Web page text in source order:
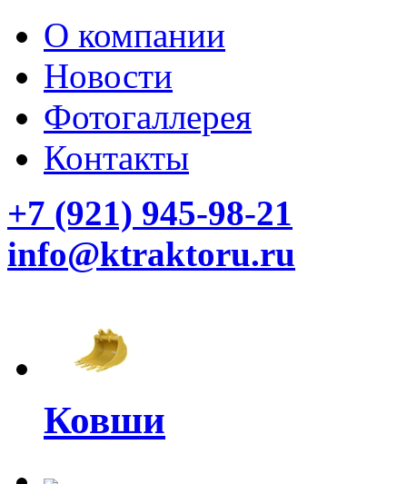
О компании
Новости
Фотогаллерея
Контакты
+7 (921) 945-98-21
info@ktraktoru.ru
Ковши